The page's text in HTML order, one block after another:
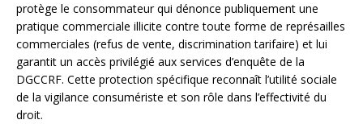
protège le consommateur qui dénonce publiquement une
pratique commerciale illicite contre toute forme de représailles
commerciales (refus de vente, discrimination tarifaire) et lui
garantit un accès privilégié aux services d’enquête de la
DGCCRF. Cette protection spécifique reconnaît l’utilité sociale
de la vigilance consumériste et son rôle dans l’effectivité du
droit.